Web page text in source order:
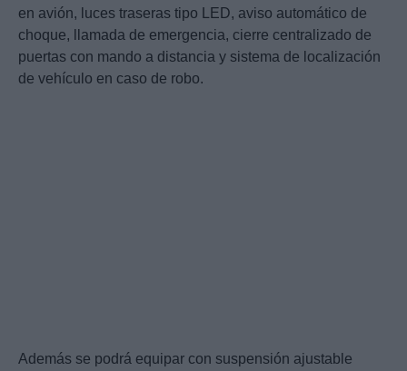
en avión, luces traseras tipo LED, aviso automático de
choque, llamada de emergencia, cierre centralizado de
puertas con mando a distancia y sistema de localización
de vehículo en caso de robo.
Además se podrá equipar con suspensión ajustable